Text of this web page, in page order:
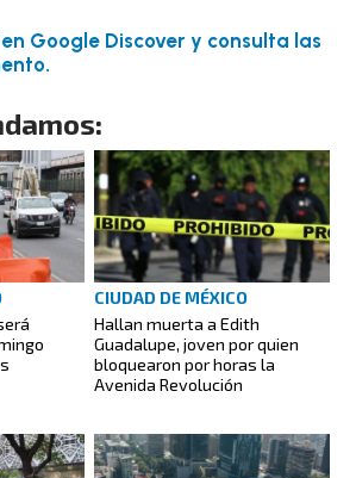
Google Discover y consulta las
CIUDAD DE MÉXICO
Hallan muerta a Edith
Guadalupe, joven por quien
bloquearon por horas la
Avenida Revolución